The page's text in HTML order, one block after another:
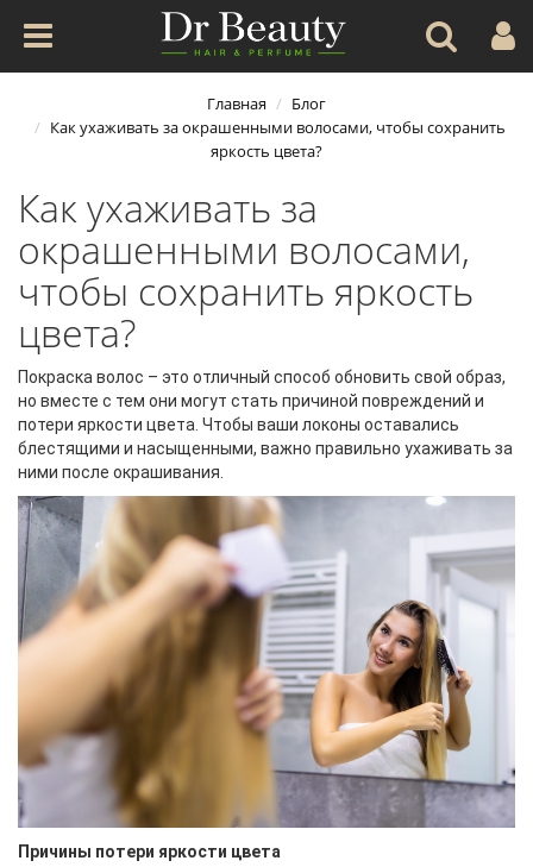
Главная
Блог
Как ухаживать за окрашенными волосами, чтобы сохранить
яркость цвета?
Как ухаживать за
окрашенными волосами,
чтобы сохранить яркость
цвета?
Покраска волос – это отличный способ обновить свой образ,
но вместе с тем они могут стать причиной повреждений и
потери яркости цвета. Чтобы ваши локоны оставались
блестящими и насыщенными, важно правильно ухаживать за
ними после окрашивания.
Причины потери яркости цвета